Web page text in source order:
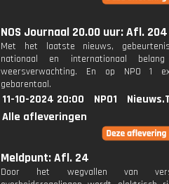
NOS Journaal 20.00 uur: Afl. 204
Met het laatste nieuws,
nationaal en internationaal
weersverwachting. En op NPO 1
gebarentaal.
11-10-2024 20:00 NPO1
Alle afleveringen
Meldpunt: Afl. 24
Door het wegvallen van